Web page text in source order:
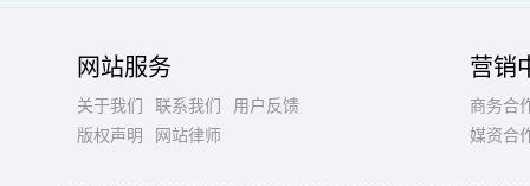
网站服务
关于我们 联系我们
用户反馈
版权声明
网站律师
营销
商务合
媒资合